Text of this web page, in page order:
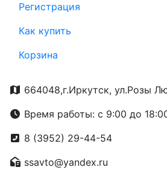
Регистрация
Как купить
Корзина
664048,г.Иркутск, ул.Розы
Время работы: с 9:00 до
8 (3952) 29-44-54
ssavto@yandex.ru